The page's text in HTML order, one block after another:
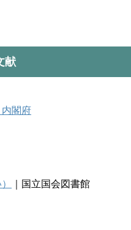
献
内閣府
｜国立国会図書館